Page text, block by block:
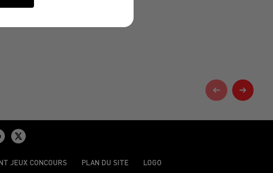
JEUX CONCOURS PLAN DU SITE LOGO